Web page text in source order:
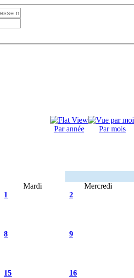
Par année Par mois
Mardi Mercredi
1 2
8 9
15 16